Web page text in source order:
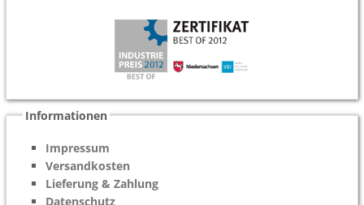
Informationen
Impressum
Versandkosten
Lieferung & Zahlung
Datenschutz